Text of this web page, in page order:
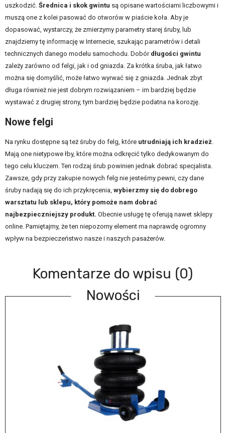
uszkodzić. Średnica i skok gwintu są opisane wartościami liczbowymi i
muszą one z kolei pasować do otworów w piaście koła. Aby je
dopasować, wystarczy, że zmierzymy parametry starej śruby, lub
znajdziemy tę informację w Internecie, szukając parametrów i detali
technicznych danego modelu samochodu. Dobór długości gwintu
zależy zarówno od felgi, jak i od gniazda. Za krótka śruba, jak łatwo
można się domyślić, może łatwo wyrwać się z gniazda. Jednak zbyt
długa również nie jest dobrym rozwiązaniem – im bardziej będzie
wystawać z drugiej strony, tym bardziej będzie podatna na korozję.
Nowe felgi
Na rynku dostępne są też śruby do felg, które utrudniają ich kradzież.
Mają one nietypowe łby, które można odkręcić tylko dedykowanym do
tego celu kluczem. Ten rodzaj śrub powinien jednak dobrać specjalista.
Zawsze, gdy przy zakupie nowych felg nie jesteśmy pewni, czy dane
śruby nadają się do ich przykręcenia, wybierzmy się do dobrego
warsztatu lub sklepu, który pomoże nam dobrać
najbezpieczniejszy produkt. Obecnie usługę tę oferują nawet sklepy
online. Pamiętajmy, że ten niepozorny element ma naprawdę ogromny
wpływ na bezpieczeństwo nasze i naszych pasażerów.
Komentarze do wpisu (0)
Nowości